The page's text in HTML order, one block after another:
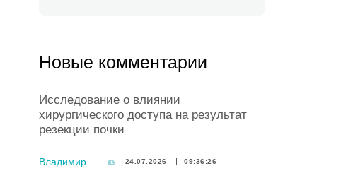
Новые комментарии
Исследование о влиянии
хирургического доступа на результат
резекции почки
Владимир 24.07.2026 09:36:26